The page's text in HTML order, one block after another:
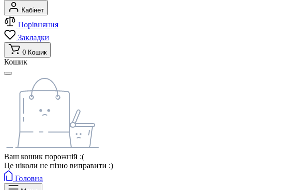
Кабінет
Порівняння
Закладки
0 Кошик
Кошик
Ваш кошик порожній :(
Це ніколи не пізно виправити :)
Головна